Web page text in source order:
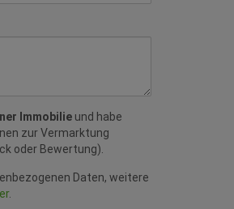
Immobilie und habe
zur Vermarktung
oder Bewertung).
Daten, weitere
.